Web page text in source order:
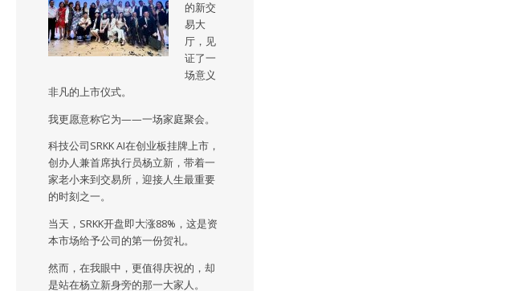
的新交
易大
厅，见
证了一
场意义
非凡的上市仪式。
我更愿意称它为——一场家庭聚会。
科技公司SRKK AI在创业板挂牌上市，
创办人兼首席执行员杨立新，带着一
家老小来到交易所，迎接人生最重要
的时刻之一。
当天，SRKK开盘即大涨88%，这是资
本市场给予公司的第一份贺礼。
然而，在我眼中，更值得庆祝的，却
是站在杨立新身旁的那一大家人。